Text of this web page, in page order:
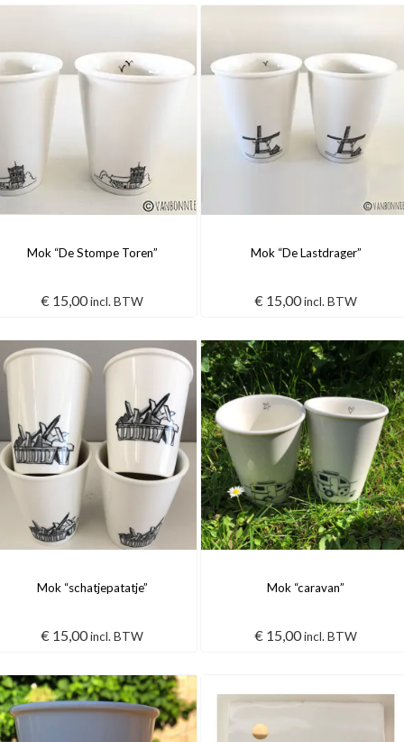
Mok “De Stompe Toren”
€ 15,00incl. BTW
Mok “De Lastdrager”
€ 15,00incl. BTW
Mok “schatjepatatje”
€ 15,00incl. BTW
Mok “caravan”
€ 15,00incl. BTW